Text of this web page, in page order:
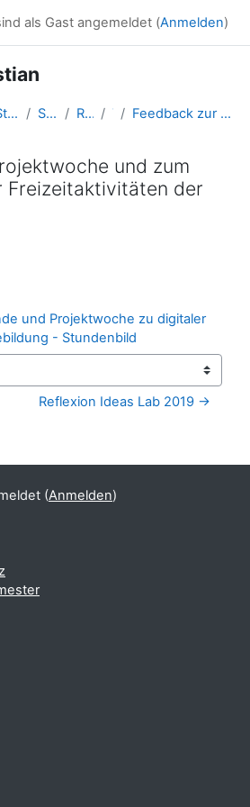
als Gast angemeldet (Anmelden)
Studentische Lernkurse Studienbeginn 2018 Reisinger.Christian Topic 5 Feedback zur Projektwoche und zum Stundenbild der Freizeitaktivitäten der SuS
und zum
Freizeitaktivitäten der
und Projektwoche zu digitaler
- Stundenbild
Reflexion Ideas Lab 2019 →
(Anmelden)